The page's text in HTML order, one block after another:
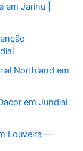
em Jarinu |
Northland em
em Jundiaí
Louveira —